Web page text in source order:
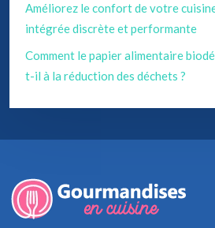
Améliorez le confort de votre
intégrée discrète et performante
Comment le papier alimentaire
t-il à la réduction des déchets ?